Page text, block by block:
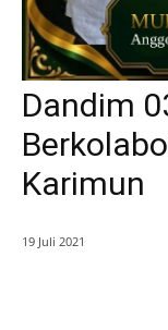
Dandim
Karimun
19 Juli 2021